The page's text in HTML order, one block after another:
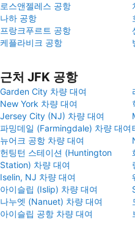
로스앤젤레스 공항
나하 공항
프랑크푸르트 공항
케플라비크 공항
근처 JFK 공항
Garden City 차량 대여
New York 차량 대여
Jersey City (NJ) 차량 대여
파밍데일 (Farmingdale) 차량 대여
뉴어크 공항 차량 대여
헌팅턴 스테이션 (Huntington
Station) 차량 대여
Iselin, NJ 차량 대여
아이슬립 (Islip) 차량 대여
나누엣 (Nanuet) 차량 대여
아이슬립 공항 차량 대여